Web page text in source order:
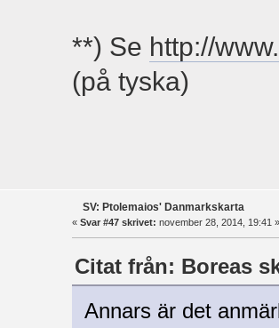
**) Se http://
(på tyska)
SV: Ptolemaios' Danmarkskarta
« Svar #47 skrivet: november 28, 2014, 19:41 »
Citat från: Boreas
Annars är det